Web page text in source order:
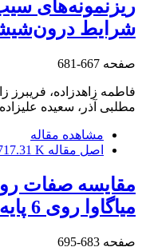
ریزنمونه‌های
شرایط
صفحه 667-681
فاطمه زاهدزاده، فریبرز
مطلبی آذر، سعیده
مشاهده مقاله
اصل مقاله K
مقایسه صفات
میاگاوا روی 6 پایه مختلف در شرق مازندران
صفحه 683-695